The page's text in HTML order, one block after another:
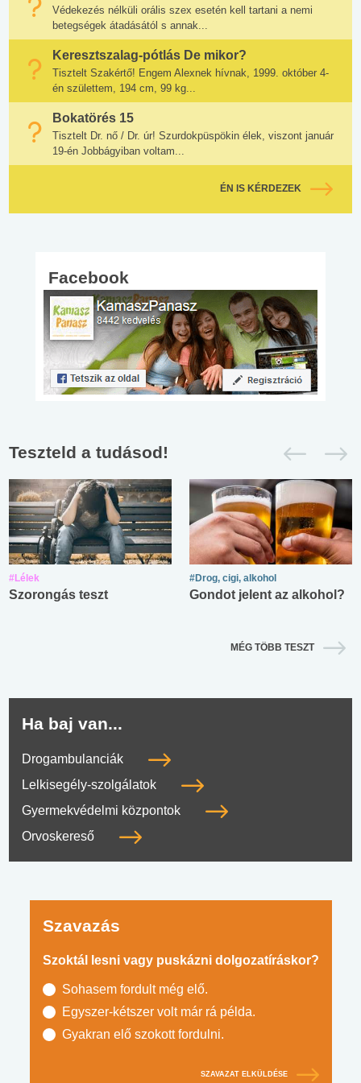
Védekezés nélküli orális szex esetén kell tartani a nemi
betegségek átadásától s annak...
Keresztszalag-pótlás De mikor?
Tisztelt Szakértő! Engem Alexnek hívnak, 1999. október 4-
én születtem, 194 cm, 99 kg...
Bokatörés 15
Tisztelt Dr. nő / Dr. úr! Szurdokpüspökin élek, viszont január
19-én Jobbágyiban voltam...
ÉN IS KÉRDEZEK
Facebook
Teszteld a tudásod!
#Lélek
Szorongás teszt
#Drog, cigi, alkohol
Gondot jelent az alkohol?
MÉG TÖBB TESZT
Ha baj van...
Drogambulanciák
Lelkisegély-szolgálatok
Gyermekvédelmi központok
Orvoskereső
Szavazás
Szoktál lesni vagy puskázni dolgozatíráskor?
Sohasem fordult még elő.
Egyszer-kétszer volt már rá példa.
Gyakran elő szokott fordulni.
SZAVAZAT ELKÜLDÉSE